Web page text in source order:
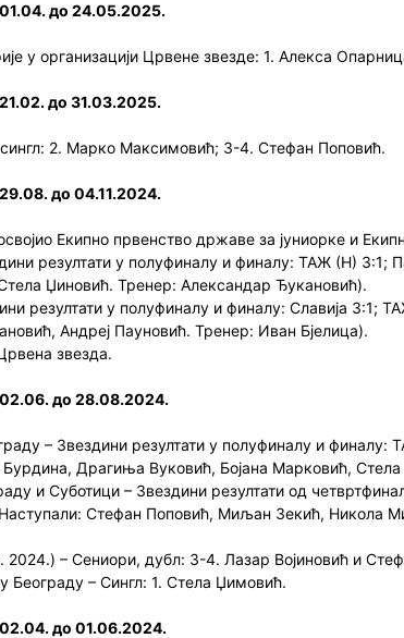
01.04. до 24.05.2025.
у организацији Црвене звезде: 1. Алекса
до 31.03.2025.
2. Марко Максимовић; 3-4. Стефан Поповић.
до 04.11.2024.
Екипно првенство државе за јуниорке и
резултати у полуфиналу и финалу: ТАЖ (Н) 3:1;
Џиновић. Тренер: Александар Ђукановић).
резултати у полуфиналу и финалу: Славија
Андреј Пауновић. Тренер: Иван Бјелица).
звезда.
02.06. до 28.08.2024.
– Звездини резултати у полуфиналу и
Драгиња Вуковић, Бојана Марковић,
и Суботици – Звездини резултати од
Стефан Поповић, Миљан Зекић, Никола
– Сениори, дубл: 3-4. Лазар Војиновић и
Београду – Сингл: 1. Стела Џимовић.
02.04. до 01.06.2024.